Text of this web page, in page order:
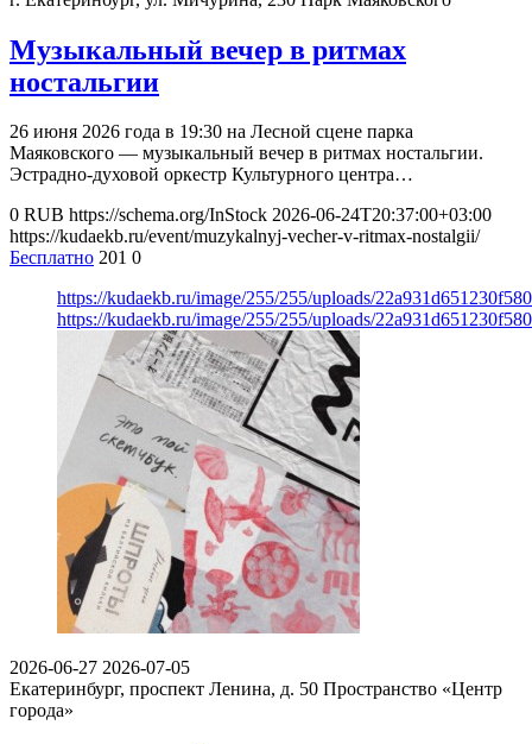
Музыкальный вечер в ритмах
ностальгии
26 июня 2026 года в 19:30 на Лесной сцене парка
Маяковского — музыкальный вечер в ритмах ностальгии.
Эстрадно-духовой оркестр Культурного центра…
0 RUB https://schema.org/InStock 2026-06-24T20:37:00+03:00
https://kudaekb.ru/event/muzykalnyj-vecher-v-ritmax-nostalgii/
Бесплатно 201 0
https://kudaekb.ru/image/255/255/uploads/
https://kudaekb.ru/image/255/255/uploads/
2026-06-27 2026-07-05
Екатеринбург, проспект Ленина, д. 50 Пространство «Центр
города»